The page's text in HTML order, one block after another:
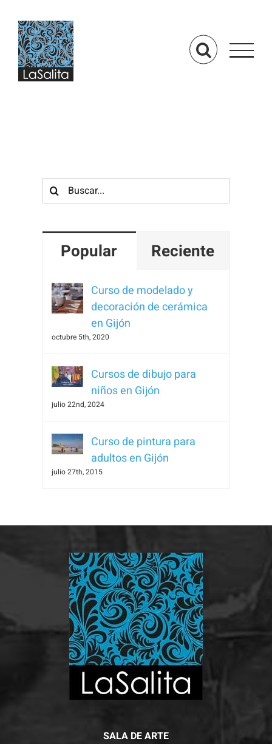
contenido
Buscar:
Popular Reciente
Curso de modelado y
decoración de cerámica
en Gijón
octubre 5th, 2020
Cursos de dibujo para
niños en Gijón
julio 22nd, 2024
Curso de pintura para
adultos en Gijón
julio 27th, 2015
SALA DE ARTE
cookies no
son
necesarias
para que
Para que
podamos
mejorar la
funcionalidad
y estructura
de la web, en
base a cómo
se usa la
web.
Experiencia